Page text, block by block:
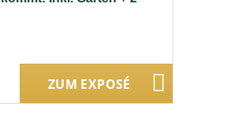
ZUM EXPOSÉ